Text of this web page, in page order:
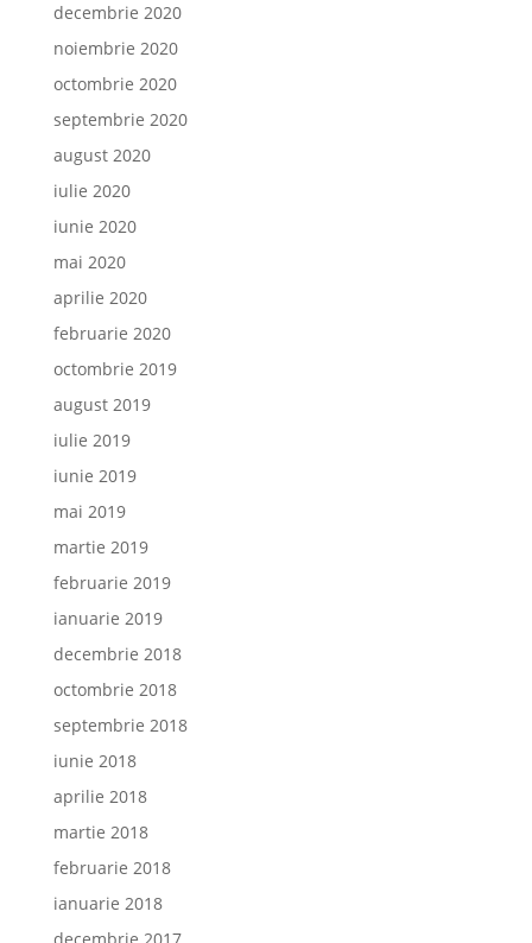
decembrie 2020
noiembrie 2020
octombrie 2020
septembrie 2020
august 2020
iulie 2020
iunie 2020
mai 2020
aprilie 2020
februarie 2020
octombrie 2019
august 2019
iulie 2019
iunie 2019
mai 2019
martie 2019
februarie 2019
ianuarie 2019
decembrie 2018
octombrie 2018
septembrie 2018
iunie 2018
aprilie 2018
martie 2018
februarie 2018
ianuarie 2018